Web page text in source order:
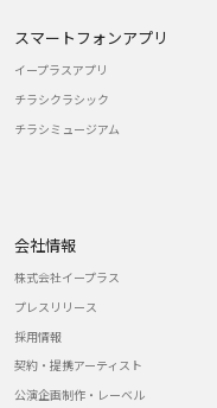
スマートフォンアプリ
イープラスアプリ
チラシクラシック
チラシミュージアム
会社情報
株式会社イープラス
プレスリリース
採用情報
契約・提携アーティスト
公演企画制作・レーベル